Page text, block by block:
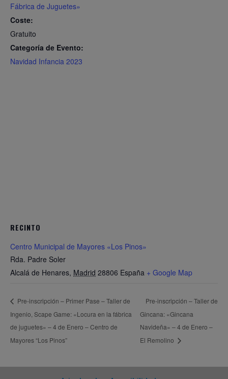
Fábrica de Juguetes»
Coste:
Gratuito
Categoría de Evento:
Navidad Infancia 2023
RECINTO
Centro Municipal de Mayores «Los Pinos»
Rda. Padre Soler
Alcalá de Henares, Madrid 28806 España + Google Map
Pre-inscripción – Primer Pase – Taller de
Ingenio, Scape Game: «Locura en la fábrica
de juguetes» – 4 de Enero – Centro de
Mayores “Los Pinos”
Pre-inscripción – Taller de
Gincana: «Gincana
Navideña» – 4 de Enero –
El Remolino